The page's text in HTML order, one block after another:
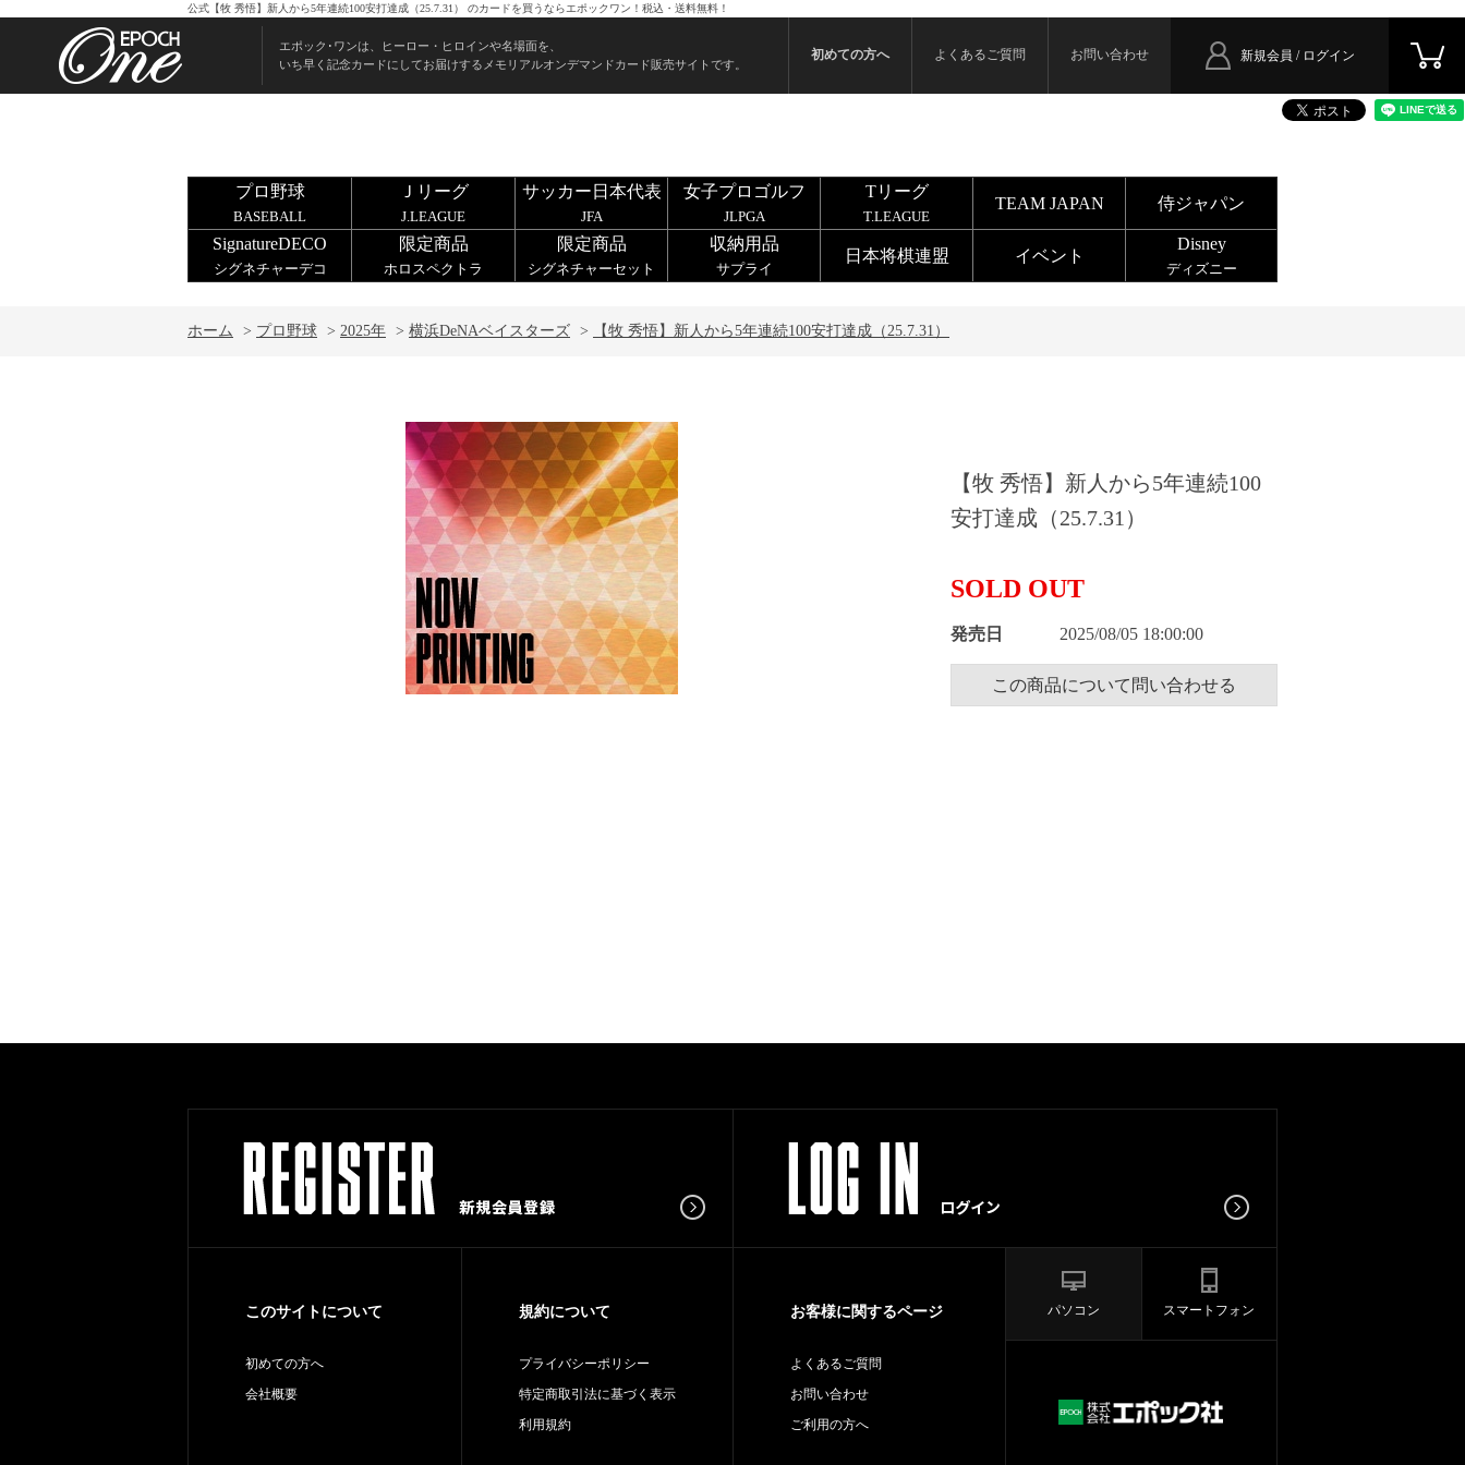
公式【牧 秀悟】新人から5年連続100安打達成（25.7.31） のカードを買うならエポックワン！税込・送料無料！
エポック･ワンは、ヒーロー・ヒロインや名場面を、
いち早く記念カードにしてお届けするメモリアルオンデマンドカード販売サイトです。
新規会員 / ログイン
初めての方へ よくあるご質問 お問い合わせ
プロ野球
BASEBALL
Ｊリーグ
J.LEAGUE
サッカー日本代表
JFA
女子プロゴルフ
JLPGA
Tリーグ
T.LEAGUE
TEAM JAPAN 侍ジャパン
SignatureDECO
シグネチャーデコ
限定商品
ホロスペクトラ
限定商品
シグネチャーセット
収納用品
サプライ
日本将棋連盟 イベント
Disney
ディズニー
ホーム > プロ野球 > 2025年 > 横浜DeNAベイスターズ > 【牧 秀悟】新人から5年連続100安打達成（25.7.31）
【牧 秀悟】新人から5年連続100
安打達成（25.7.31）
SOLD OUT
発売日 2025/08/05 18:00:00
この商品について問い合わせる
このサイトについて
初めての方へ
会社概要
規約について
プライバシーポリシー
特定商取引法に基づく表示
利用規約
お客様に関するページ
よくあるご質問
お問い合わせ
ご利用の方へ
パソコン スマートフォン